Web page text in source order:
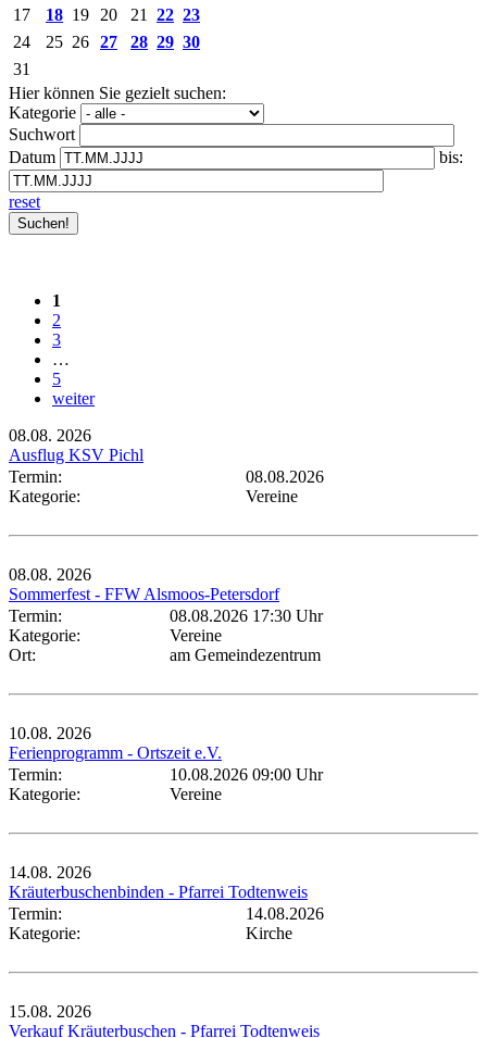
17
18 19 20 21 22 23
24
25 26 27 28 29 30
31
Hier können Sie gezielt suchen:
Kategorie
Suchwort
Datum
bis:
reset
1
2
3
…
5
weiter
08.08. 2026
Ausflug KSV Pichl
Termin:
08.08.2026
Kategorie:
Vereine
08.08. 2026
Sommerfest - FFW Alsmoos-Petersdorf
Termin:
08.08.2026 17:30 Uhr
Kategorie:
Vereine
Ort:
am Gemeindezentrum
10.08. 2026
Ferienprogramm - Ortszeit e.V.
Termin:
10.08.2026 09:00 Uhr
Kategorie:
Vereine
14.08. 2026
Kräuterbuschenbinden - Pfarrei Todtenweis
Termin:
14.08.2026
Kategorie:
Kirche
15.08. 2026
Verkauf Kräuterbuschen - Pfarrei Todtenweis